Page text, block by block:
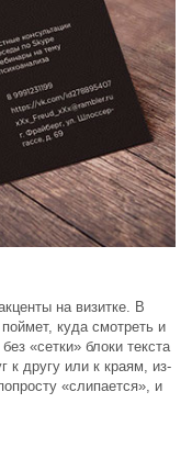
на визитке. В
куда смотреть и
«сетки» блоки текста
к другу или к краям, из-
«слипается», и